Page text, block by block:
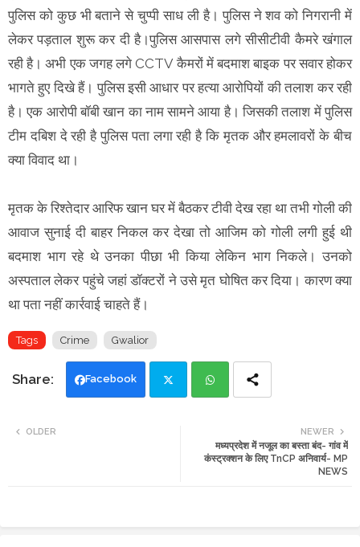
पुलिस को कुछ भी बताने से चुप्पी साध ली है। पुलिस ने शव को निगरानी में
लेकर पड़ताल शुरू कर दी है।पुलिस आसपास लगे सीसीटीवी कैमरे खंगाल
रही है। अभी एक जगह लगे CCTV कैमरों में बदमाश बाइक पर सवार होकर
भागते हुए दिखे हैं। पुलिस इसी आधार पर हत्या आरोपियों की तलाश कर रही
है। एक आरोपी बॉबी खान का नाम सामने आया है। जिसकी तलाश में पुलिस
टीम दबिश दे रही है पुलिस पता लगा रही है कि मृतक और हमलावरों के बीच
क्या विवाद था।
मृतक के रिश्तेदार आरिफ खान घर में बैठकर टीवी देख रहा था तभी गोली की
आवाज सुनाई दी बाहर निकल कर देखा तो आजिम को गोली लगी हुई थी
बदमाश भाग रहे थे उनका पीछा भी किया लेकिन भाग निकले। उनको
अस्पताल लेकर पहुंचे जहां डॉक्टरों ने उसे मृत घोषित कर दिया। कारण क्या
था पता नहीं कार्रवाई चाहते हैं।
Tags Crime Gwalior
Facebook
ats
NEWER
मध्यप्रदेश में नजूल का बस्ता बंद- गांव में
कंस्ट्रक्शन के लिए TnCP अनिवार्य- MP
NEWS
OLDER